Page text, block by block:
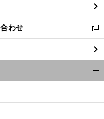
で
開
く
わせ
新
し
い
ウ
ィ
ン
ウ